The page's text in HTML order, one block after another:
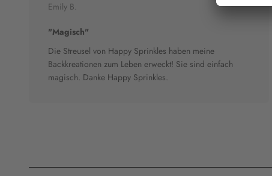
Emily B.
"Magisch"
Die Streusel von Happy Sprinkles haben meine
Backkreationen zum Leben erweckt! Sie sind einfach
magisch. Danke Happy Sprinkles.